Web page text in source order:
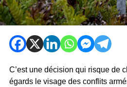
C’est une décision qui risque de
égards le visage des conflits